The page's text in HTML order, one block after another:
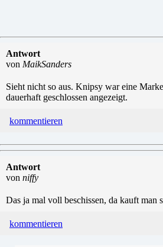
Antwort
von MaikSanders
Sieht nicht so aus. Knipsy war eine
dauerhaft geschlossen angezeigt.
kommentieren
Antwort
von niffy
Das ja mal voll beschissen, da kauft
kommentieren